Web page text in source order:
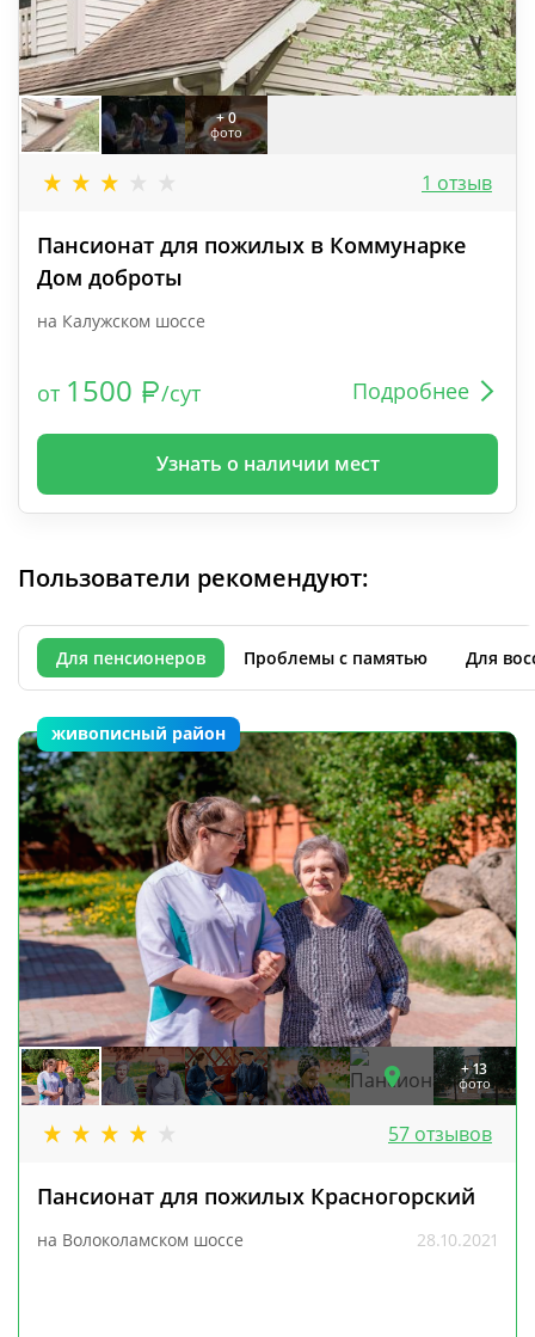
+ 0
фото
1 отзыв
Пансионат для пожилых в Коммунарке
Дом доброты
на Калужском шоссе
от 1500 /сут Подробнее
Узнать о наличии мест
Пользователи рекомендуют:
Для пенсионеров Проблемы с памятью Для
живописный район
+ 13
фото
57 отзывов
Пансионат для пожилых Красногорский
на Волоколамском шоссе 28.10.2021